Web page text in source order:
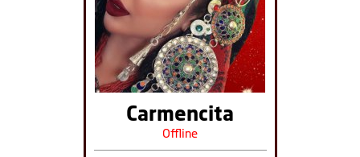
Carmencita
Offline